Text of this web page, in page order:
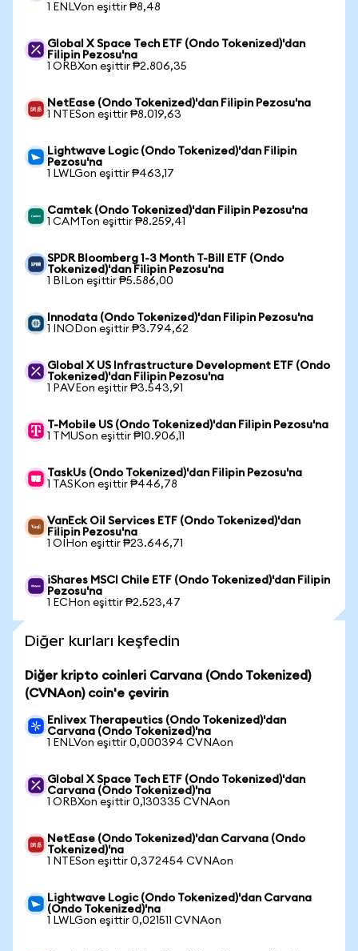
1 ENLVon eşittir ₱8,48
Global X Space Tech ETF (Ondo Tokenized)'dan
Filipin Pezosu'na
1 ORBXon eşittir ₱2.806,35
NetEase (Ondo Tokenized)'dan Filipin Pezosu'na
1 NTESon eşittir ₱8.019,63
Lightwave Logic (Ondo Tokenized)'dan Filipin
Pezosu'na
1 LWLGon eşittir ₱463,17
Camtek (Ondo Tokenized)'dan Filipin Pezosu'na
1 CAMTon eşittir ₱8.259,41
SPDR Bloomberg 1-3 Month T-Bill ETF (Ondo
Tokenized)'dan Filipin Pezosu'na
1 BILon eşittir ₱5.586,00
Innodata (Ondo Tokenized)'dan Filipin Pezosu'na
1 INODon eşittir ₱3.794,62
Global X US Infrastructure Development ETF (Ondo
Tokenized)'dan Filipin Pezosu'na
1 PAVEon eşittir ₱3.543,91
T-Mobile US (Ondo Tokenized)'dan Filipin Pezosu'na
1 TMUSon eşittir ₱10.906,11
TaskUs (Ondo Tokenized)'dan Filipin Pezosu'na
1 TASKon eşittir ₱446,78
VanEck Oil Services ETF (Ondo Tokenized)'dan
Filipin Pezosu'na
1 OIHon eşittir ₱23.646,71
iShares MSCI Chile ETF (Ondo Tokenized)'dan Filipin
Pezosu'na
1 ECHon eşittir ₱2.523,47
Diğer kurları keşfedin
Diğer kripto coinleri Carvana (Ondo Tokenized)
(CVNAon) coin'e çevirin
Enlivex Therapeutics (Ondo Tokenized)'dan
Carvana (Ondo Tokenized)'na
1 ENLVon eşittir 0,000394 CVNAon
Global X Space Tech ETF (Ondo Tokenized)'dan
Carvana (Ondo Tokenized)'na
1 ORBXon eşittir 0,130335 CVNAon
NetEase (Ondo Tokenized)'dan Carvana (Ondo
Tokenized)'na
1 NTESon eşittir 0,372454 CVNAon
Lightwave Logic (Ondo Tokenized)'dan Carvana
(Ondo Tokenized)'na
1 LWLGon eşittir 0,021511 CVNAon